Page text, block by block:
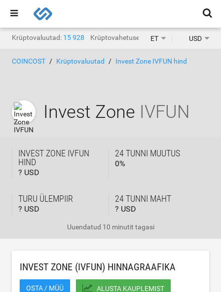
Krüptovaluutad: 15 928 Krüptovahetused: 1471
ET USD
COINCOST Krüptovaluutad Invest Zone IVFUN hind
Invest Zone IVFUN
INVEST ZONE IVFUN
HIND
? USD
24 TUNNI MUUTUS
0%
TURU ÜLEMPIIR
? USD
24 TUNNI MAHT
? USD
Uuendatud 10 minutit tagasi
INVEST ZONE (IVFUN) HINNAGRAAFIKA
OSTA / MÜÜ ALUSTA KAUPLEMIST